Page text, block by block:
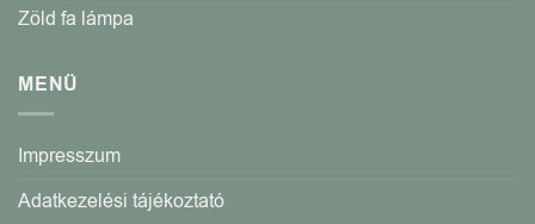
Zöld fa lámpa
MENÜ
Impresszum
Adatkezelési tájékoztató